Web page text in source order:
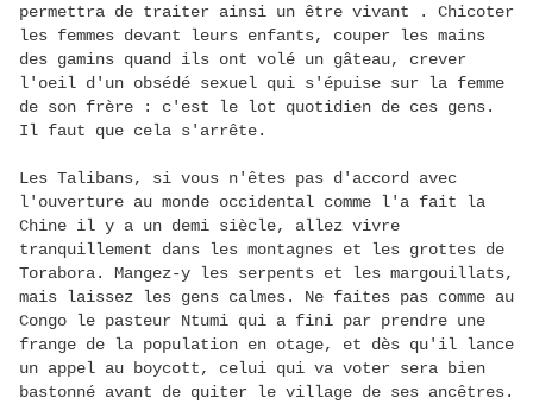
permettra de traiter ainsi un être vivant . Chicoter
les femmes devant leurs enfants, couper les mains
des gamins quand ils ont volé un gâteau, crever
l'oeil d'un obsédé sexuel qui s'épuise sur la femme
de son frère : c'est le lot quotidien de ces gens.
Il faut que cela s'arrête.
Les Talibans, si vous n'êtes pas d'accord avec
l'ouverture au monde occidental comme l'a fait la
Chine il y a un demi siècle, allez vivre
tranquillement dans les montagnes et les grottes de
Torabora. Mangez-y les serpents et les margouillats,
mais laissez les gens calmes. Ne faites pas comme au
Congo le pasteur Ntumi qui a fini par prendre une
frange de la population en otage, et dès qu'il lance
un appel au boycott, celui qui va voter sera bien
bastonné avant de quiter le village de ses ancêtres.